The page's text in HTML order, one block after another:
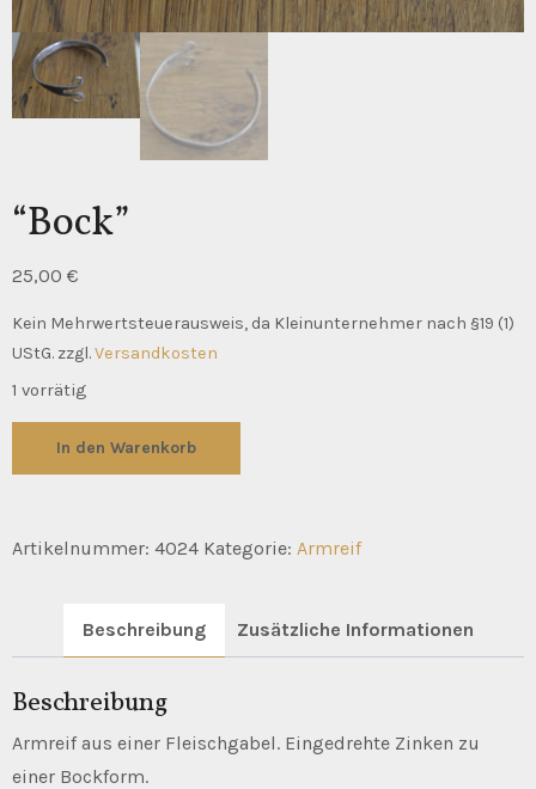
“Bock”
25,00 €
Kein Mehrwertsteuerausweis, da Kleinunternehmer nach §19 (1)
UStG. zzgl.Versandkosten
1 vorrätig
"Bock"
Menge
In den Warenkorb
Artikelnummer: 4024 Kategorie: Armreif
Beschreibung Zusätzliche Informationen
Beschreibung
Armreif aus einer Fleischgabel. Eingedrehte Zinken zu
einer Bockform.